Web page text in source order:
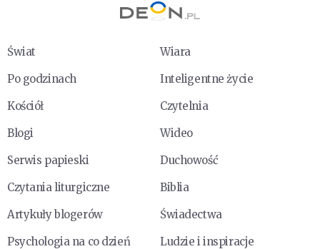
Świat
Wiara
Po godzinach
Inteligentne życie
Kościół
Czytelnia
Blogi
Wideo
Serwis papieski
Duchowość
Czytania liturgiczne
Biblia
Artykuły blogerów
Świadectwa
Psychologia na co dzień
Ludzie i inspiracje